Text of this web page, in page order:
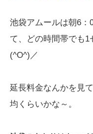
池袋アムールは朝6：
て、どの時間帯でも
(^O^)／
延長料金なんかを見
均くらいかな～。